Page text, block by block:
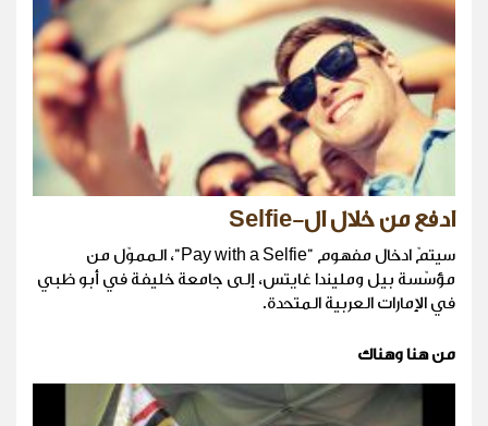
ادفع من خلال ال-Selfie
سيتمّ ادخال مفهوم "Pay with a Selfie"، المموّل من
مؤسّسة بيل ومليندا غايتس، إلى جامعة خليفة في أبو ظبي
في الإمارات العربية المتحدة.
من هنا وهناك